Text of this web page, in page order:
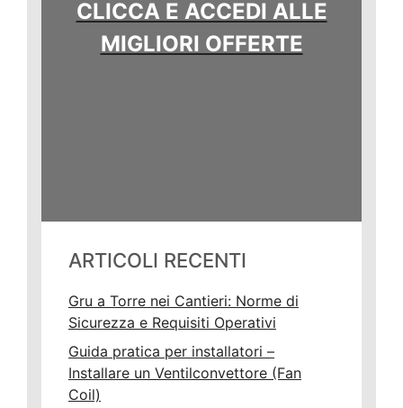
CLICCA E ACCEDI ALLE
MIGLIORI OFFERTE
ARTICOLI RECENTI
Gru a Torre nei Cantieri: Norme di
Sicurezza e Requisiti Operativi
Guida pratica per installatori –
Installare un Ventilconvettore (Fan
Coil)